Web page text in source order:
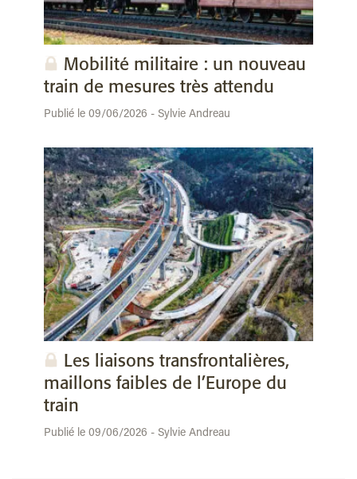
Mobilité militaire : un nouveau
train de mesures très attendu
Publié le 09/06/2026 - Sylvie Andreau
Les liaisons transfrontalières,
maillons faibles de l’Europe du
train
Publié le 09/06/2026 - Sylvie Andreau